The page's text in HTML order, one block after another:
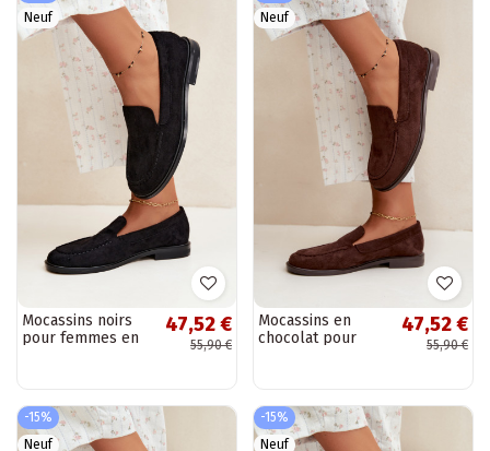
Neuf
Mocassins noirs
pour femmes en
47,52 €
55,90 €
Neuf
Mocassins en
chocolat pour
47,52 €
55,90 €
-15%
Neuf
-15%
Neuf